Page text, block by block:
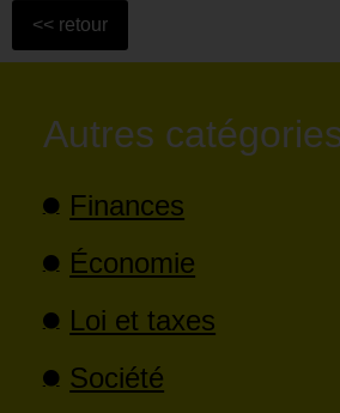
Autres
Finances
Économie
Loi et taxes
Société